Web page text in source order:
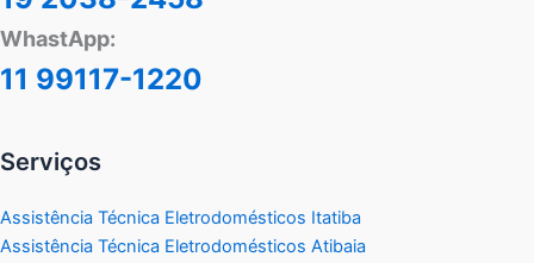
WhastApp:
11 99117-1220
Serviços
Assistência Técnica Eletrodomésticos Itatiba
Assistência Técnica Eletrodomésticos Atibaia